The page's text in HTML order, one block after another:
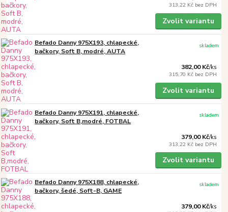
313,22 Kč bez DPH
Zvolit variantu
Befado Danny 975X193, chlapecké,
bačkory, Soft B, modré, AUTA
382,00 Kč/ks
315,70 Kč bez DPH
skladem
Zvolit variantu
Befado Danny 975X191, chlapecké,
bačkory, Soft B,modré, FOTBAL
379,00 Kč/ks
313,22 Kč bez DPH
skladem
Zvolit variantu
Befado Danny 975X188, chlapecké,
bačkory, šedé, Soft-B, GAME
379,00 Kč/ks
skladem